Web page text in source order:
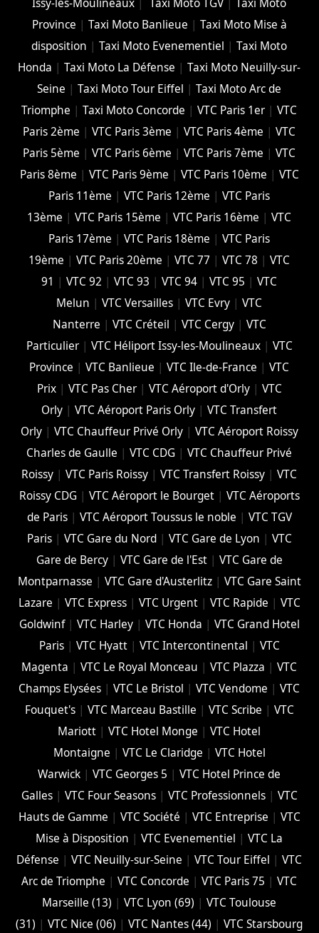
Issy-les-Moulineaux Taxi Moto TGV
Taxi Moto
Province | Taxi Moto Banlieue | Taxi Moto Mise à
disposition |Taxi Moto Evenementiel |Taxi Moto
Honda |Taxi Moto La Défense |Taxi Moto Neuilly-sur-
Seine |Taxi Moto Tour Eiffel |Taxi Moto Arc de
Triomphe |Taxi Moto Concorde |VTC Paris 1er |VTC
Paris 2ème |VTC Paris 3ème |VTC Paris 4ème |VTC
Paris 5ème |VTC Paris 6ème |VTC Paris 7ème |VTC
Paris 8ème | VTC Paris 9ème | VTC Paris 10ème | VTC
Paris 11ème |VTC Paris 12ème |VTC Paris
13ème |VTC Paris 15ème |VTC Paris 16ème |VTC
Paris 17ème |VTC Paris 18ème |VTC Paris
19ème |VTC Paris 20ème |VTC 77 |VTC 78 |VTC
91 |VTC 92 |VTC 93 |VTC 94 |VTC 95 |VTC
Melun |VTC Versailles |VTC Evry |VTC
Nanterre | VTC Créteil | VTC Cergy| VTC
Particulier| VTC Héliport Issy-les-Moulineaux| VTC
Province |VTC Banlieue |VTC Ile-de-France |VTC
Prix| VTC Pas Cher| VTC Aéroport d'Orly| VTC
Orly |VTC Aéroport Paris Orly |VTC Transfert
Orly| VTC Chauffeur Privé Orly| VTC Aéroport Roissy
Charles de Gaulle |VTC CDG |VTC Chauffeur Privé
Roissy |VTC Paris Roissy |VTC Transfert Roissy |VTC
Roissy CDG | VTC Aéroport le Bourget| VTC Aéroports
de Paris| VTC Aéroport Toussus le noble | VTC TGV
Paris| VTC Gare du Nord| VTC Gare de Lyon | VTC
Gare de Bercy| VTC Gare de l'Est| VTC Gare de
Montparnasse | VTC Gare d'Austerlitz| VTC Gare Saint
Lazare | VTC Express| VTC Urgent| VTC Rapide | VTC
Goldwinf| VTC Harley| VTC Honda | VTC Grand Hotel
Paris| VTC Hyatt| VTC Intercontinental | VTC
Magenta |VTC Le Royal Monceau |VTC Plazza |VTC
Champs Elysées |VTC Le Bristol |VTC Vendome |VTC
Fouquet's| VTC Marceau Bastille | VTC Scribe | VTC
Mariott |VTC Hotel Monge |VTC Hotel
Montaigne | VTC Le Claridge | VTC Hotel
Warwick |VTC Georges 5 |VTC Hotel Prince de
Galles| VTC Four Seasons| VTC Professionnels| VTC
Hauts de Gamme | VTC Société | VTC Entreprise | VTC
Mise à Disposition |VTC Evenementiel |VTC La
Défense |VTC Neuilly-sur-Seine |VTC Tour Eiffel |VTC
Arc de Triomphe |VTC Concorde |VTC Paris 75 |VTC
Marseille (13) |VTC Lyon (69) |VTC Toulouse
(31) |VTC Nice (06) |VTC Nantes (44) |VTC Starsbourg